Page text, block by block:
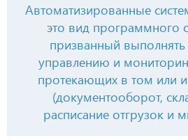
Автоматизированные
это вид программного
призванный
управлению и
протекающих в том или
(документооборот,
расписание отгрузок и